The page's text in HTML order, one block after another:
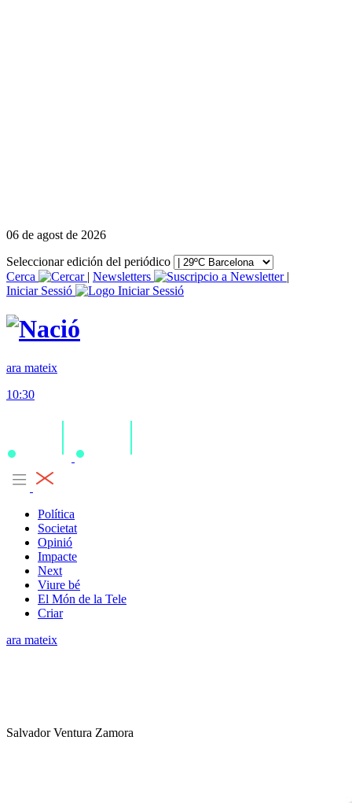
06 de agost de 2026
Seleccionar edición del periódico
Cerca
| Newsletters
|
Iniciar Sessió
ara mateix
10:30
Política
Societat
Opinió
Impacte
Next
Viure bé
El Món de la Tele
Criar
ara mateix
Salvador Ventura Zamora